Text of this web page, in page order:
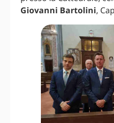
Giovanni Bartolini,